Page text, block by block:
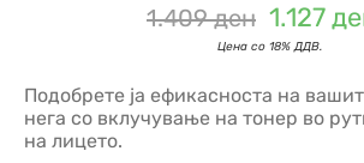
1.409ден 1.127
Подобрете ја ефикасноста на
нега со вклучување на тонер во
на лицето.